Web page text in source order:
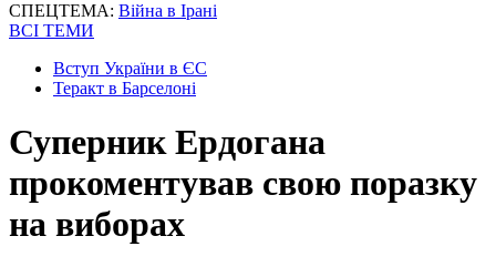
СПЕЦТЕМА: Війна в Ірані
ВСІ ТЕМИ
Вступ України в ЄС
Теракт в Барселоні
Суперник Ердогана
прокоментував свою поразку
на виборах